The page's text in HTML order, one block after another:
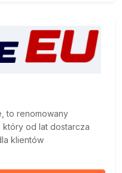
to renomowany
od lat dostarcza
klientów